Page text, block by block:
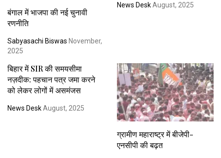
बंगाल में भाजपा की नई चुनावी
रणनीति
Sabyasachi Biswas November,
2025
News DeskAugust, 2025
बिहार में SIR की समयसीमा
नज़दीक: पहचान पत्र जमा करने
को लेकर लोगों में असमंजस
News DeskAugust, 2025
ग्रामीण महाराष्ट्र में बीजेपी-
एनसीपी की बढ़त